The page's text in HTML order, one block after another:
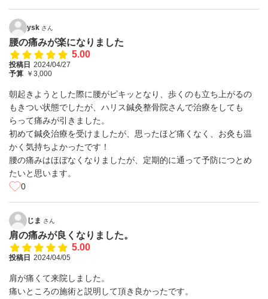
ysk さん
腰の痛みが楽になりました
5.00
投稿日 2024/04/27
予算 ￥3,000
朝起きようとした際に腰がピキッとなり、歩くのも立ち上がるの
もきつい状態でしたが、ハリス鍼灸整骨院さんで治療をしても
らって痛みが引きました。
初めて鍼灸治療を受けましたが、思ったほど痛くなく、お灸も温
かく気持ちよかったです！
腰の痛みはほぼなくなりましたが、定期的に通って予防につとめ
たいと思います。
0
じま さん
肩の痛みが良くなりました。
5.00
投稿日 2024/04/05
肩が痛くて来院しました。
痛いところの施術と説明して頂き良かったです。